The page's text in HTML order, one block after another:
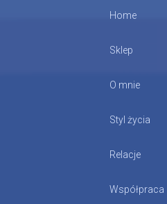
Home
Sklep
O mnie
Styl życia
Relacje
Współpraca